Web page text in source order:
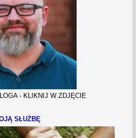
- KLIKNIJ W ZDJĘCIE
SŁUŻBĘ